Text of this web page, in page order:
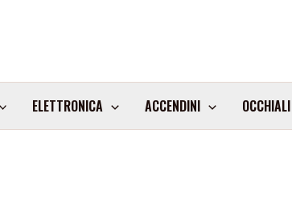
ELETTRONICA ACCENDINI OCCHIALI